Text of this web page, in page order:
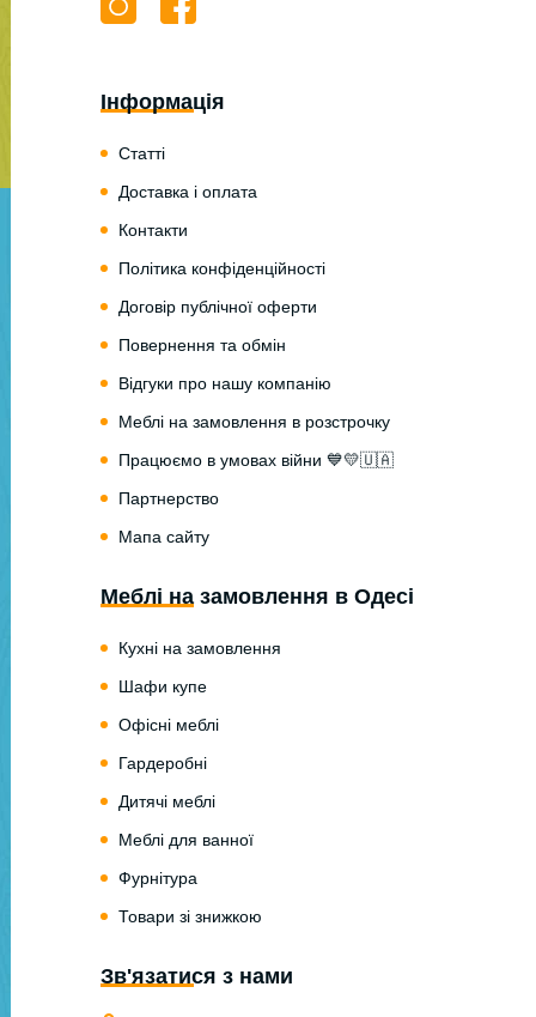
Інформація
Статті
Доставка і оплата
Контакти
Політика конфіденційності
Договір публічної оферти
Повернення та обмін
Відгуки про нашу компанію
Меблі на замовлення в розстрочку
Працюємо в умовах війни 💙💛🇺🇦
Партнерство
Мапа сайту
Меблі на замовлення в Одесі
Кухні на замовлення
Шафи купе
Офісні меблі
Гардеробні
Дитячі меблі
Меблі для ванної
Фурнітура
Товари зі знижкою
Зв'язатися з нами